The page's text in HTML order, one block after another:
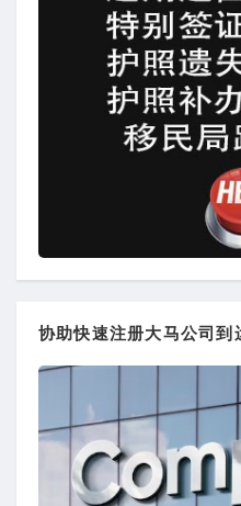
协助快速注册大马公司到